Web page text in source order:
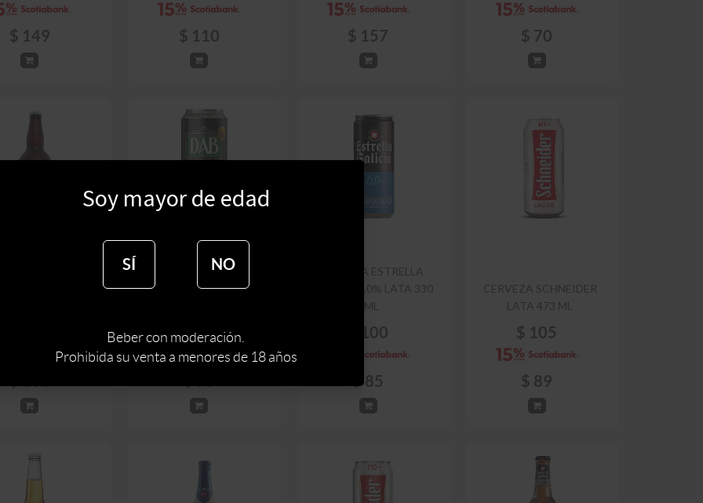
$ 149 $ 110 $ 157 $ 70
VOLCANICA
IPA 500 ML
CERVEZA DAB DARK
$115
CERVEZA ESTRELLA
GALICIA 0.0% LATA 330
ML
100
$ 85
CERVEZA SCHNEIDER
LATA 473 ML
$ 105
$ 89
Soy mayor de edad
SÍ NO
Beber con moderación.
Prohibida su venta a menores de 18 años